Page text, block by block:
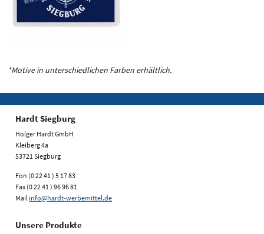
*Motive in unterschiedlichen Farben erhältlich.
Hardt Siegburg
Holger Hardt GmbH
Kleiberg 4a
53721 Siegburg
Fon (0 22 41 ) 5 17 83
Fax (0 22 41 ) 96 96 81
Mail info@hardt-werbemittel.de
Unsere Produkte